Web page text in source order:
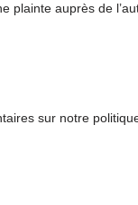
plainte auprès de
sur notre